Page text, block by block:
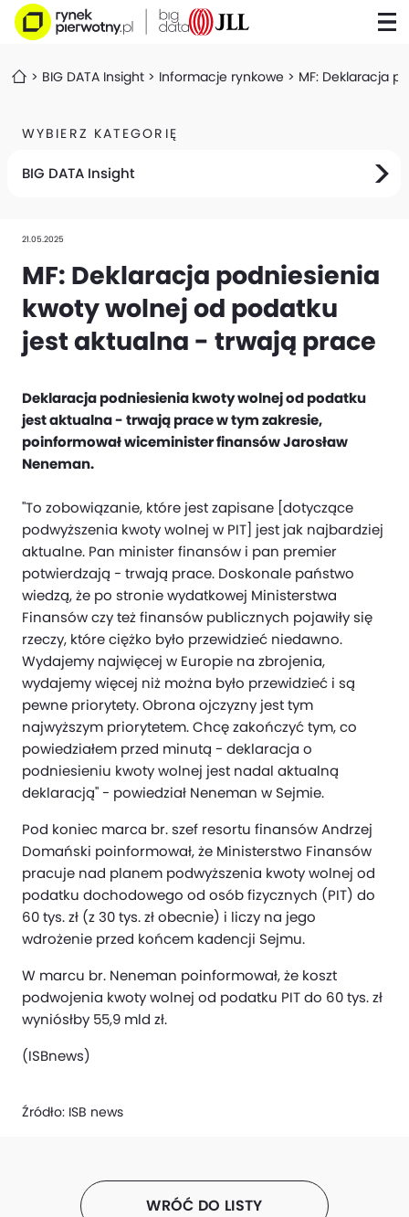
BIG DATA Insight Informacje rynkowe MF: Deklaracja
WYBIERZ KATEGORIĘ
BIG DATA Insight
21.05.2025
MF: Deklaracja podniesienia
kwoty wolnej od podatku
jest aktualna - trwają prace
Deklaracja podniesienia kwoty wolnej od podatku
jest aktualna - trwają prace w tym zakresie,
poinformował wiceminister finansów Jarosław
Neneman.
"To zobowiązanie, które jest zapisane [dotyczące
podwyższenia kwoty wolnej w PIT] jest jak najbardziej
aktualne. Pan minister finansów i pan premier
potwierdzają - trwają prace. Doskonale państwo
wiedzą, że po stronie wydatkowej Ministerstwa
Finansów czy też finansów publicznych pojawiły się
rzeczy, które ciężko było przewidzieć niedawno.
Wydajemy najwięcej w Europie na zbrojenia,
wydajemy więcej niż można było przewidzieć i są
pewne priorytety. Obrona ojczyzny jest tym
najwyższym priorytetem. Chcę zakończyć tym, co
powiedziałem przed minutą - deklaracja o
podniesieniu kwoty wolnej jest nadal aktualną
deklaracją" - powiedział Neneman w Sejmie.
Pod koniec marca br. szef resortu finansów Andrzej
Domański poinformował, że Ministerstwo Finansów
pracuje nad planem podwyższenia kwoty wolnej od
podatku dochodowego od osób fizycznych (PIT) do
60 tys. zł (z 30 tys. zł obecnie) i liczy na jego
wdrożenie przed końcem kadencji Sejmu.
W marcu br. Neneman poinformował, że koszt
podwojenia kwoty wolnej od podatku PIT do 60 tys. zł
wyniósłby 55,9 mld zł.
(ISBnews)
Źródło: ISB news
WRÓĆ DO LISTY